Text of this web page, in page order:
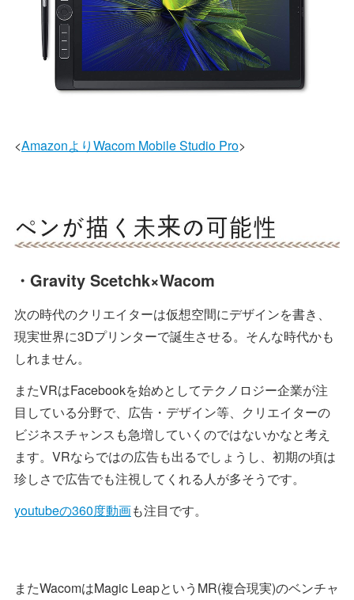
<AmazonよりWacom Mobile Studio Pro>
・Gravity Scetchk×Wacom
次の時代のクリエイターは仮想空間にデザインを書き、
現実世界に3Dプリンターで誕生させる。そんな時代かも
しれません。
またVRはFacebookを始めとしてテクノロジー企業が注
目している分野で、広告・デザイン等、クリエイターの
ビジネスチャンスも急増していくのではないかなと考え
ます。VRならではの広告も出るでしょうし、初期の頃は
珍しさで広告でも注視してくれる人が多そうです。
youtubeの360度動画も注目です。
またWacomはMagic LeapというMR(複合現実)のベンチャ